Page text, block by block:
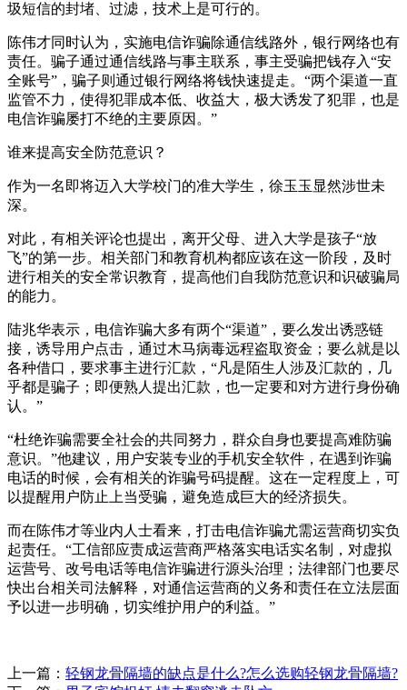
圾短信的封堵、过滤，技术上是可行的。
陈伟才同时认为，实施电信诈骗除通信线路外，银行网络也有
责任。骗子通过通信线路与事主联系，事主受骗把钱存入“安
全账号”，骗子则通过银行网络将钱快速提走。“两个渠道一直
监管不力，使得犯罪成本低、收益大，极大诱发了犯罪，也是
电信诈骗屡打不绝的主要原因。”
谁来提高安全防范意识？
作为一名即将迈入大学校门的准大学生，徐玉玉显然涉世未
深。
对此，有相关评论也提出，离开父母、进入大学是孩子“放
飞”的第一步。相关部门和教育机构都应该在这一阶段，及时
进行相关的安全常识教育，提高他们自我防范意识和识破骗局
的能力。
陆兆华表示，电信诈骗大多有两个“渠道”，要么发出诱惑链
接，诱导用户点击，通过木马病毒远程盗取资金；要么就是以
各种借口，要求事主进行汇款，“凡是陌生人涉及汇款的，几
乎都是骗子；即便熟人提出汇款，也一定要和对方进行身份确
认。”
“杜绝诈骗需要全社会的共同努力，群众自身也要提高难防骗
意识。”他建议，用户安装专业的手机安全软件，在遇到诈骗
电话的时候，会有相关的诈骗号码提醒。这在一定程度上，可
以提醒用户防止上当受骗，避免造成巨大的经济损失。
而在陈伟才等业内人士看来，打击电信诈骗尤需运营商切实负
起责任。“工信部应责成运营商严格落实电话实名制，对虚拟
运营号、改号电话等电信诈骗进行源头治理；法律部门也要尽
快出台相关司法解释，对通信运营商的义务和责任在立法层面
予以进一步明确，切实维护用户的利益。”
上一篇： 轻钢龙骨隔墙的缺点是什么?怎么选购轻钢龙骨隔墙?